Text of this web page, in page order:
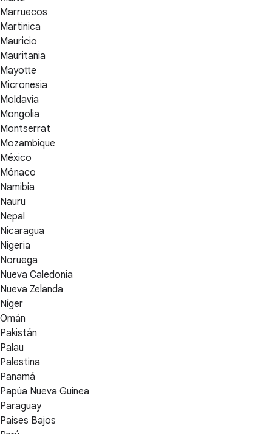
Marruecos
Martinica
Mauricio
Mauritania
Mayotte
Micronesia
Moldavia
Mongolia
Montserrat
Mozambique
México
Mónaco
Namibia
Nauru
Nepal
Nicaragua
Nigeria
Noruega
Nueva Caledonia
Nueva Zelanda
Níger
Omán
Pakistán
Palau
Palestina
Panamá
Papúa Nueva Guinea
Paraguay
Países Bajos